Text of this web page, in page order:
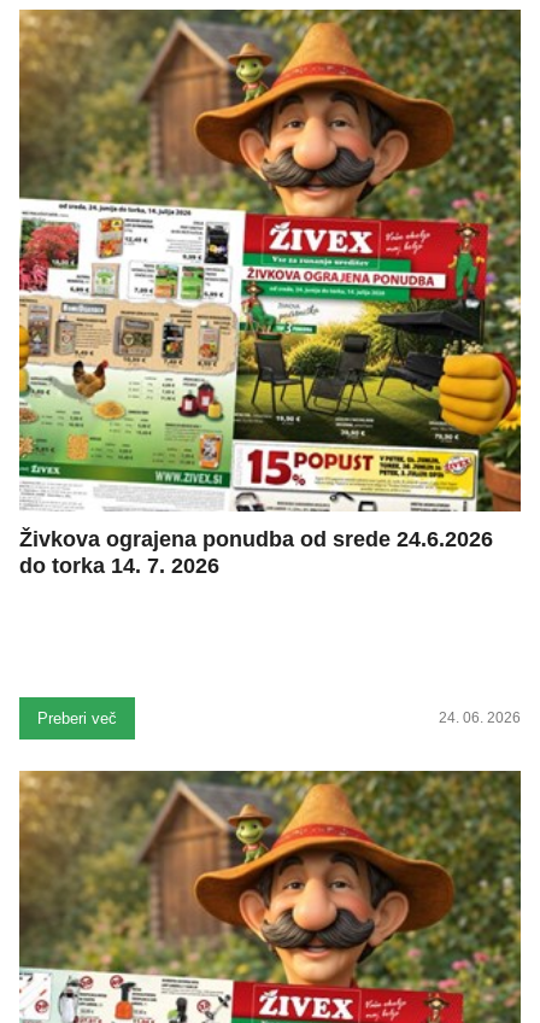
Živkova ograjena ponudba od srede 24.6.2026
do torka 14. 7. 2026
Preberi več 24. 06. 2026